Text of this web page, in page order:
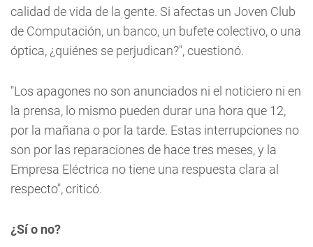
calidad de vida de la gente. Si afectas un Joven Club
de Computación, un banco, un bufete colectivo, o una
óptica, ¿quiénes se perjudican?", cuestionó.
"Los apagones no son anunciados ni el noticiero ni en
la prensa, lo mismo pueden durar una hora que 12,
por la mañana o por la tarde. Estas interrupciones no
son por las reparaciones de hace tres meses, y la
Empresa Eléctrica no tiene una respuesta clara al
respecto", criticó.
¿Sí o no?